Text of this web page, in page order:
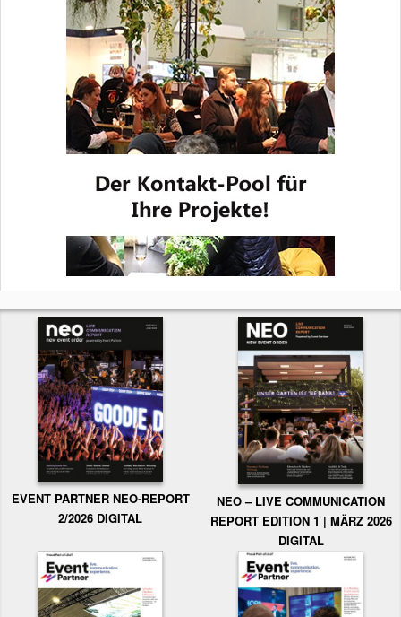
EVENT PARTNER NEO-REPORT
2/2026 DIGITAL
NEO – LIVE COMMUNICATION
REPORT EDITION 1 | MÄRZ 2026
DIGITAL